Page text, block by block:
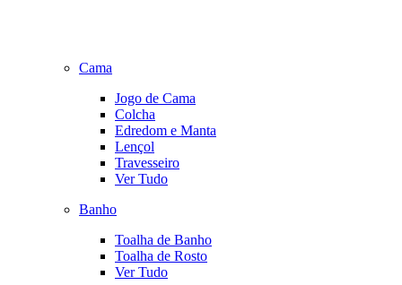
Cama
Jogo de Cama
Colcha
Edredom e Manta
Lençol
Travesseiro
Ver Tudo
Banho
Toalha de Banho
Toalha de Rosto
Ver Tudo